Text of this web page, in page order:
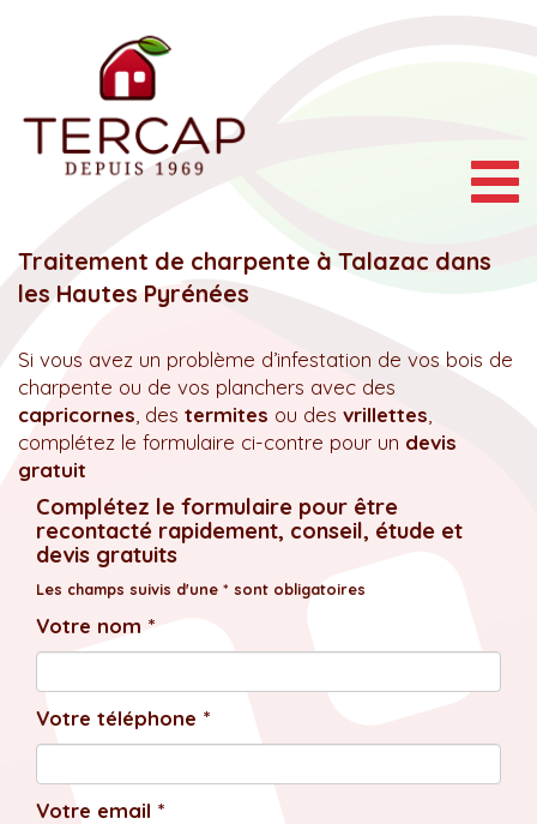
Traitement de charpente à Talazac dans
les Hautes Pyrénées
Si vous avez un problème d’infestation de vos bois de
charpente ou de vos planchers avec des
capricornes , des termites ou des vrillettes
complétez le formulaire ci-contre pour un devis
gratuit
Complétez le formulaire pour être
recontacté rapidement, conseil, étude et
devis gratuits
Les champs suivis d'une * sont obligatoires
Votre nom *
Votre téléphone *
Votre email *